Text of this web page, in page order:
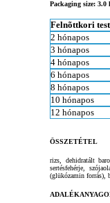
Packaging size: 3.0
Felnõttkori
2 hónapos
3 hónapos
4 hónapos
6 hónapos
8 hónapos
10 hónapos
12 hónapos
ÖSSZETÉTEL
rizs, dehidratált
sertésfehérje,
(glükózamin forrás),